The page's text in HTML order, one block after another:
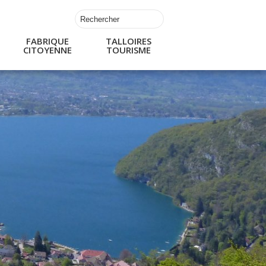
FABRIQUE
CITOYENNE
TALLOIRES
TOURISME